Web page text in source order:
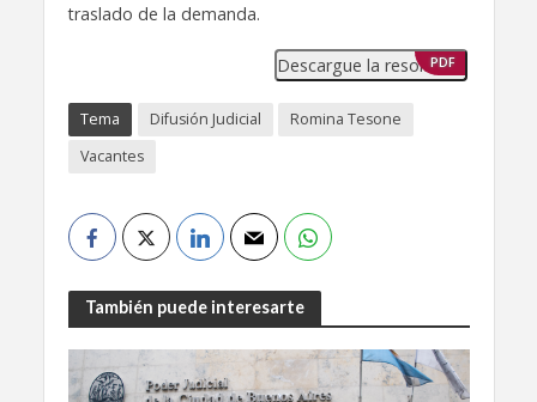
traslado de la demanda.
Descargue la resolución
PDF
Tema Difusión Judicial
Romina Tesone
Vacantes
También puede interesarte